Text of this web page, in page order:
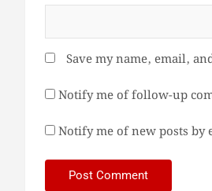
Save my name, email,
Notify me of follow-up
Notify me of new posts by